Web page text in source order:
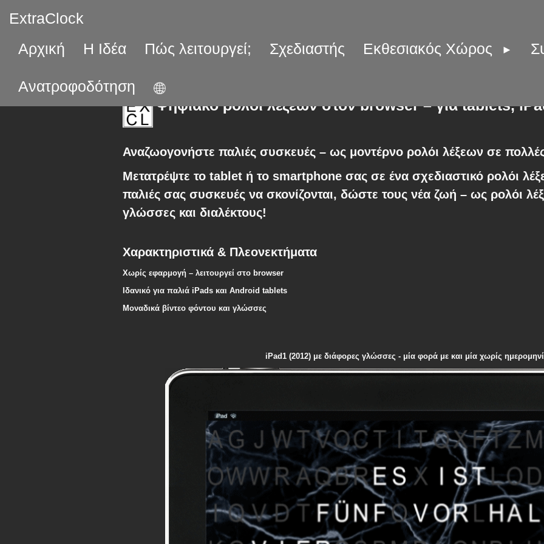
ExtraClock
Αρχική
Η Ιδέα Πώς λειτουργεί; Σχεδιαστής Εκθεσιακός Χώρος
Ανατροφοδότηση
Ψηφιακό ρολόι λέξεων στον browser – για tablets,
Αναζωογονήστε παλιές συσκευές – ως μοντέρνο ρολόι λέξεων σε
Μετατρέψτε το tablet ή το smartphone σας σε ένα σχεδιαστικό ρολόι
παλιές σας συσκευές να σκονίζονται, δώστε τους νέα ζωή – ως ρολόι
γλώσσες και διαλέκτους!
Χαρακτηριστικά & Πλεονεκτήματα
Χωρίς εφαρμογή – λειτουργεί στο browser
Ιδανικό για παλιά iPads και Android tablets
Μοναδικά βίντεο φόντου και γλώσσες
iPad1 (2012) με διάφορες γλώσσες - μία φορά με και μία χωρίς